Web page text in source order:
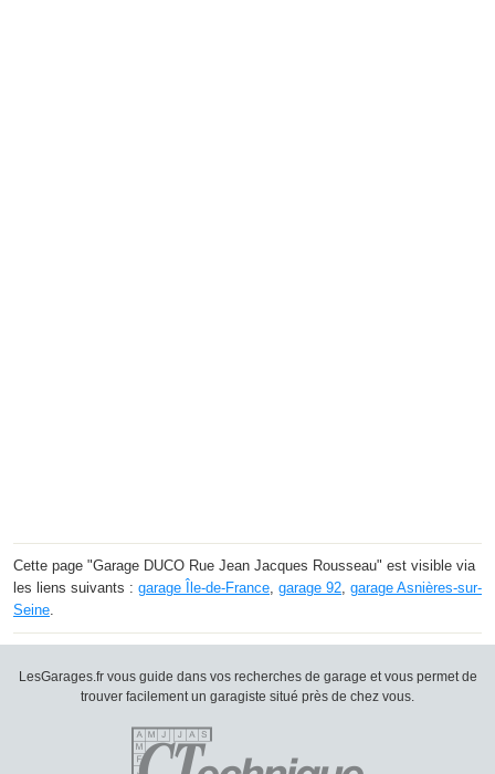
Cette page "Garage DUCO Rue Jean Jacques Rousseau" est visible via
les liens suivants : garage Île-de-France garage 92 garage Asnières-sur-
Seine
LesGarages.fr vous guide dans vos recherches de garage et vous permet de
trouver facilement un garagiste situé près de chez vous.